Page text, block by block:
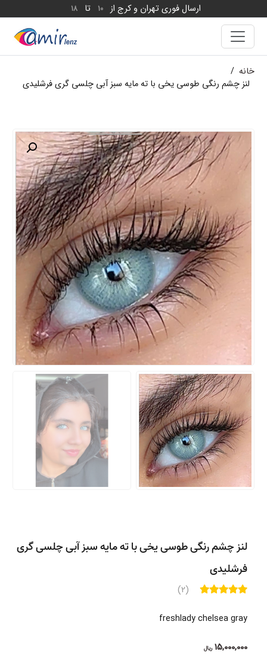
ارسال فوری تهران و کرج از 10 تا 18
خانه /
لنز چشم رنگی طوسی یخی با ته مایه سبز آبی چلسی گری فرشلیدی
لنز چشم رنگی طوسی یخی با ته مایه سبز آبی چلسی گری
فرشلیدی
(2)
freshlady chelsea gray
15,000,000 ریال